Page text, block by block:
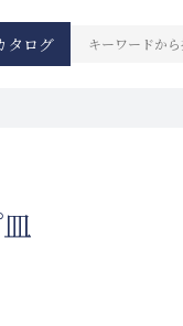
タログ